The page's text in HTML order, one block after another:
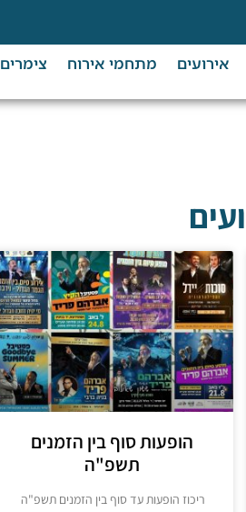
אירועים מתחמי אירוח צימרים
הופעות סוף בין הזמנים
תשפ"ה
ריכוז הופעות עד סוף בין הזמנים תשפ"ה